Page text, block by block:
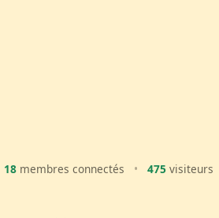
18 membres connectés • 475 visiteurs